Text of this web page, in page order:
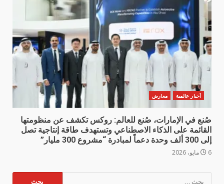
أخبار عالمية معارض
صُنع في الإمارات، صُنع للعالم: روكس تكشف عن منظومتها
القائمة على الذكاء الاصطناعي وتستهدف طاقة إنتاجية تصل
إلى 300 ألف وحدة دعماً لمبادرة “مشروع 300 مليار”
6 مايو، 2026
البحث